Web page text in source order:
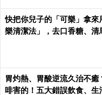
快把你兒子的「可樂」拿來
樂清潔法」，去口香糖、清
胃灼熱、胃酸逆流久治不癒
啡害的！五大錯誤飲食、生